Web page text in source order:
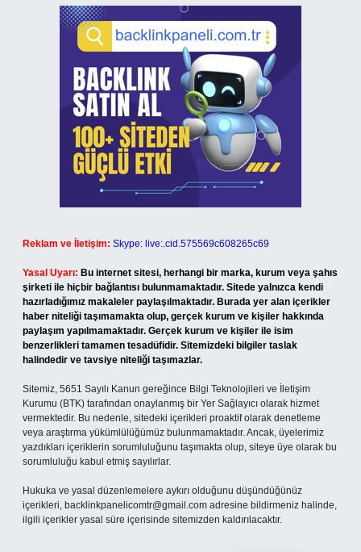
Reklam ve İletişim: Skype: live:.cid.575569c608265c69
Yasal Uyarı: Bu internet sitesi, herhangi bir marka, kurum veya şahıs
şirketi ile hiçbir bağlantısı bulunmamaktadır. Sitede yalnızca kendi
hazırladığımız makaleler paylaşılmaktadır. Burada yer alan içerikler
haber niteliği taşımamakta olup, gerçek kurum ve kişiler hakkında
paylaşım yapılmamaktadır. Gerçek kurum ve kişiler ile isim
benzerlikleri tamamen tesadüfidir. Sitemizdeki bilgiler taslak
halindedir ve tavsiye niteliği taşımazlar.
Sitemiz, 5651 Sayılı Kanun gereğince Bilgi Teknolojileri ve İletişim
Kurumu (BTK) tarafından onaylanmış bir Yer Sağlayıcı olarak hizmet
vermektedir. Bu nedenle, sitedeki içerikleri proaktif olarak denetleme
veya araştırma yükümlülüğümüz bulunmamaktadır. Ancak, üyelerimiz
yazdıkları içeriklerin sorumluluğunu taşımakta olup, siteye üye olarak bu
sorumluluğu kabul etmiş sayılırlar.
Hukuka ve yasal düzenlemelere aykırı olduğunu düşündüğünüz
içerikleri, backlinkpanelicomtr@gmail.com adresine bildirmeniz halinde,
ilgili içerikler yasal süre içerisinde sitemizden kaldırılacaktır.